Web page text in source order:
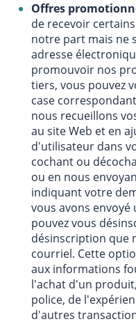
Offres
de recevoir
notre part mais ne
adresse
promouvoir nos
tiers, vous pouvez
case
nous recueillons
au site Web et en
d'utilisateur dans
cochant ou
ou en nous
indiquant votre
vous avons
pouvez vous
désinscription que
courriel. Cette
aux informations
l'achat d'un
police, de
d'autres